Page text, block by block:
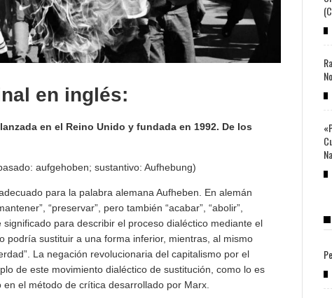
en inglés:
en el Reino Unido y fundada en 1992. De los
aufgehoben; sustantivo: Aufhebung)
para la palabra alemana Aufheben. En alemán
“preservar”, pero también “acabar”, “abolir”,
significado para describir el proceso dialéctico mediante el
podría sustituir a una forma inferior, mientras, al mismo
La negación revolucionaria del capitalismo por el
de este movimiento dialéctico de sustitución, como lo es
el método de crítica desarrollado por Marx.